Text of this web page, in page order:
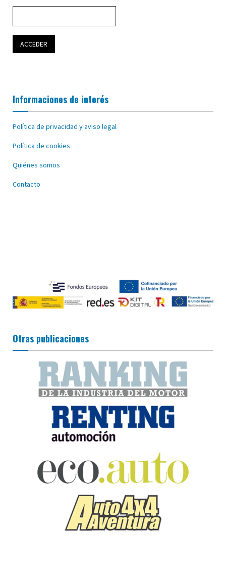
Informaciones de interés
Política de privacidad y aviso legal
Política de cookies
Quiénes somos
Contacto
Otras publicaciones